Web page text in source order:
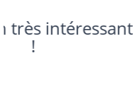
Il
durant